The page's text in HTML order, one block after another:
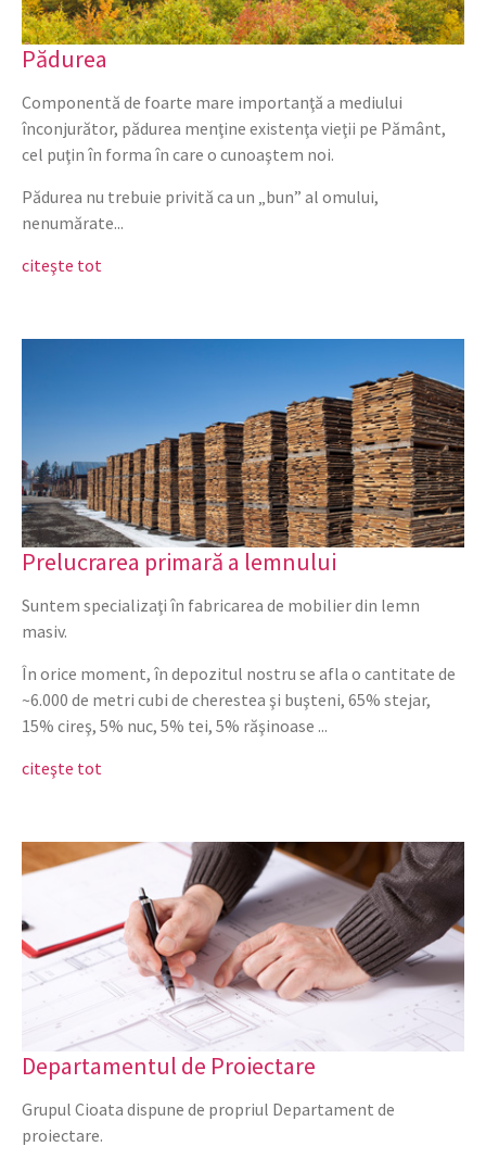
Pădurea
Componentă de foarte mare importanţă a mediului
înconjurător, pădurea menţine existenţa vieţii pe Pământ,
cel puţin în forma în care o cunoaştem noi.
Pădurea nu trebuie privită ca un „bun” al omului,
nenumărate...
citeşte tot
Prelucrarea primară a lemnului
Suntem specializaţi în fabricarea de mobilier din lemn
masiv.
În orice moment, în depozitul nostru se afla o cantitate de
~6.000 de metri cubi de cherestea şi buşteni, 65% stejar,
15% cireş, 5% nuc, 5% tei, 5% răşinoase ...
citeşte tot
Departamentul de Proiectare
Grupul Cioata dispune de propriul Departament de
proiectare.